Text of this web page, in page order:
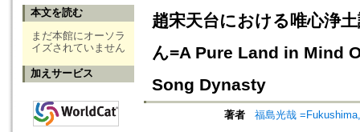
本文を読む
まだ本館にオーソラ
イズされていません
加えサービス
趙宋天台における唯心浄
ん=A Pure Land in Mind
Song Dynasty
著者
福島光哉